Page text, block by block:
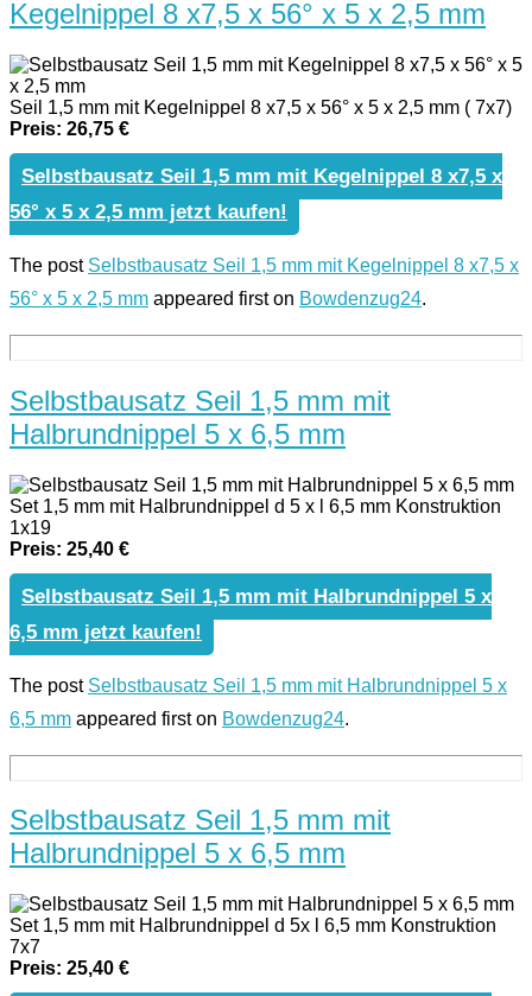
Kegelnippel 8 x7,5 x 56° x 5 x 2,5 mm
Seil 1,5 mm mit Kegelnippel 8 x7,5 x 56° x 5 x 2,5 mm ( 7x7)
Preis: 26,75 €
Selbstbausatz Seil 1,5 mm mit Kegelnippel 8 x7,5 x
56° x 5 x 2,5 mm jetzt kaufen!
The post Selbstbausatz Seil 1,5 mm mit Kegelnippel 8 x7,5 x
56° x 5 x 2,5 mm appeared first on Bowdenzug24.
Selbstbausatz Seil 1,5 mm mit
Halbrundnippel 5 x 6,5 mm
Set 1,5 mm mit Halbrundnippel d 5 x l 6,5 mm Konstruktion
1x19
Preis: 25,40 €
Selbstbausatz Seil 1,5 mm mit Halbrundnippel 5 x
6,5 mm jetzt kaufen!
The post Selbstbausatz Seil 1,5 mm mit Halbrundnippel 5 x
6,5 mm appeared first on Bowdenzug24.
Selbstbausatz Seil 1,5 mm mit
Halbrundnippel 5 x 6,5 mm
Set 1,5 mm mit Halbrundnippel d 5x l 6,5 mm Konstruktion
7x7
Preis: 25,40 €